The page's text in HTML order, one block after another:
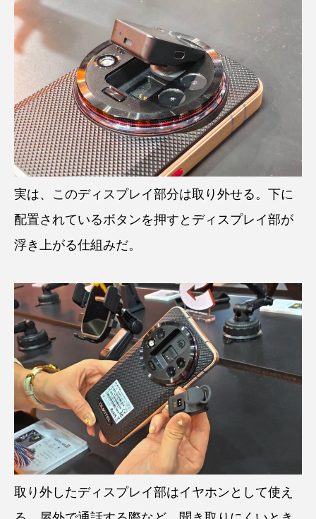
実は、このディスプレイ部分は取り外せる。下に
配置されているボタンを押すとディスプレイ部が
浮き上がる仕組みだ。
取り外したディスプレイ部はイヤホンとして使え